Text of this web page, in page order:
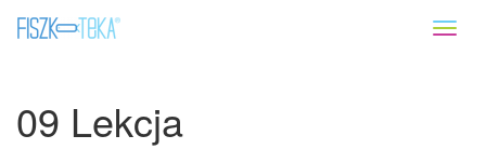
09 Lekcja